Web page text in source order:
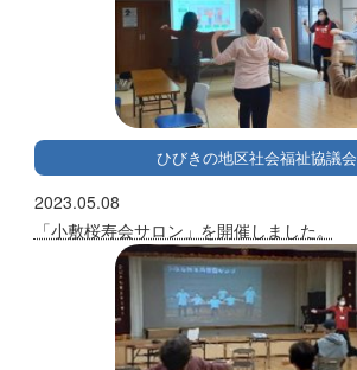
ひびきの地区社会福祉協議会
2023.05.08
「小敷桜寿会サロン」を開催しました。